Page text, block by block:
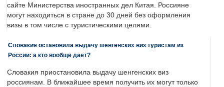
сайте Министерства иностранных дел Китая. Россияне
могут находиться в стране до 30 дней без оформления
визы в том числе с туристическими целями.
Словакия остановила выдачу шенгенских виз туристам из
России: а кто вообще дает?
Словакия приостановила выдачу шенгенских виз
россиянам. В ближайшее время получить их могут только